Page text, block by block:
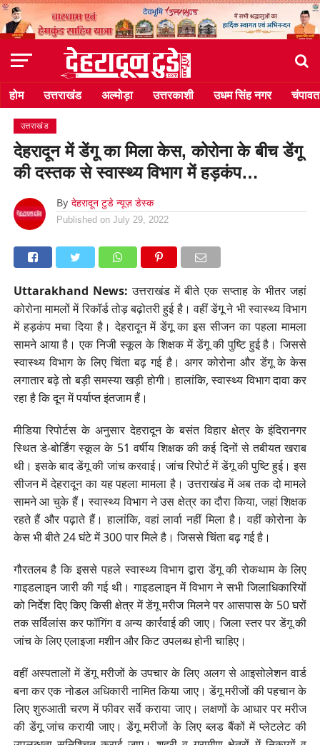
होम उत्तराखंड अल्मोड़ा उत्तरकाशी उधम सिंह नगर चंपावत
उत्तराखंड
देहरादून में डेंगू का मिला केस, कोरोना के बीच डेंगू
की दस्तक से स्वास्थ्य विभाग में हड़कंप…
By देहरादून टुडे न्यूज़ डेस्क
Published on July 29, 2022
Uttarakhand News: उत्तराखंड में बीते एक सप्ताह के भीतर जहां
कोरोना मामलों में रिकॉर्ड तोड़ बढ़ोतरी हुई है। वहीं डेंगू ने भी स्वास्थ्य विभाग
में हड़कंप मचा दिया है। देहरादून में डेंगू का इस सीजन का पहला मामला
सामने आया है। एक निजी स्कूल के शिक्षक में डेंगू की पुष्टि हुई है। जिससे
स्वास्थ्य विभाग के लिए चिंता बढ़ गई है। अगर कोरोना और डेंगू के केस
लगातार बढ़े तो बड़ी समस्या खड़ी होगी। हालांकि, स्वास्थ्य विभाग दावा कर
रहा है कि दून में पर्याप्त इंतजाम हैं।
मीडिया रिपोर्टस के अनुसार देहरादून के बसंत विहार क्षेत्र के इंदिरानगर
स्थित डे-बोर्डिंग स्कूल के 51 वर्षीय शिक्षक की कई दिनों से तबीयत खराब
थी। इसके बाद डेंगू की जांच करवाई। जांच रिपोर्ट में डेंगू की पुष्टि हुई। इस
सीजन में देहरादून का यह पहला मामला है। उत्तराखंड में अब तक दो मामले
सामने आ चुके हैं। स्वास्थ्य विभाग ने उस क्षेत्र का दौरा किया, जहां शिक्षक
रहते हैं और पढ़ाते हैं। हालांकि, वहां लार्वा नहीं मिला है। वहीं कोरोना के
केस भी बीते 24 घंटे में 300 पार मिले है। जिससे चिंता बढ़ गई है।
गौरतलब है कि इससे पहले स्वास्थ्य विभाग द्वारा डेंगू की रोकथाम के लिए
गाइडलाइन जारी की गई थी। गाइडलाइन में विभाग ने सभी जिलाधिकारियों
को निर्देश दिए किए किसी क्षेत्र में डेंगू मरीज मिलने पर आसपास के 50 घरों
तक सर्विलांस कर फॉगिंग व अन्य कार्रवाई की जाए। जिला स्तर पर डेंगू की
जांच के लिए एलाइजा मशीन और किट उपलब्ध होनी चाहिए।
वहीं अस्पतालों में डेंगू मरीजों के उपचार के लिए अलग से आइसोलेशन वार्ड
बना कर एक नोडल अधिकारी नामित किया जाए। डेंगू मरीजों की पहचान के
लिए शुरुआती चरण में फीवर सर्वे कराया जाए। लक्षणों के आधार पर मरीज
की डेंगू जांच करायी जाए। डेंगू मरीजों के लिए ब्लड बैंकों में प्लेटलेट की